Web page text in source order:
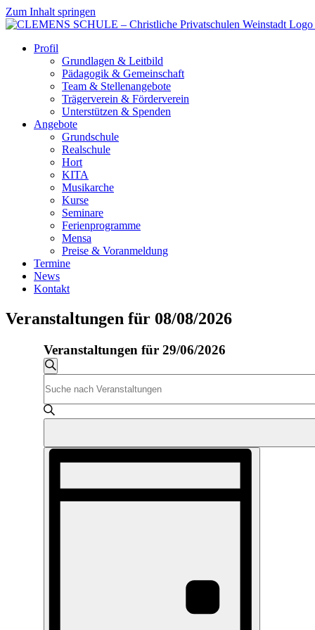
Zum Inhalt springen
Profil
Grundlagen & Leitbild
Pädagogik & Gemeinschaft
Team & Stellenangebote
Trägerverein & Förderverein
Unterstützen & Spenden
Angebote
Grundschule
Realschule
Hort
KITA
Musikarche
Kurse
Seminare
Ferienprogramme
Mensa
Preise & Voranmeldung
Termine
News
Kontakt
Veranstaltungen für 08/08/2026
Veranstaltungen für 29/06/2026
Veranstaltungen
Suche
und
Ansichten,
Navigation
Suche
Schlüsselwort
eingeben.
Suche
Veranstaltungen
Schlüsselwort.
Veranstaltung
Navigation